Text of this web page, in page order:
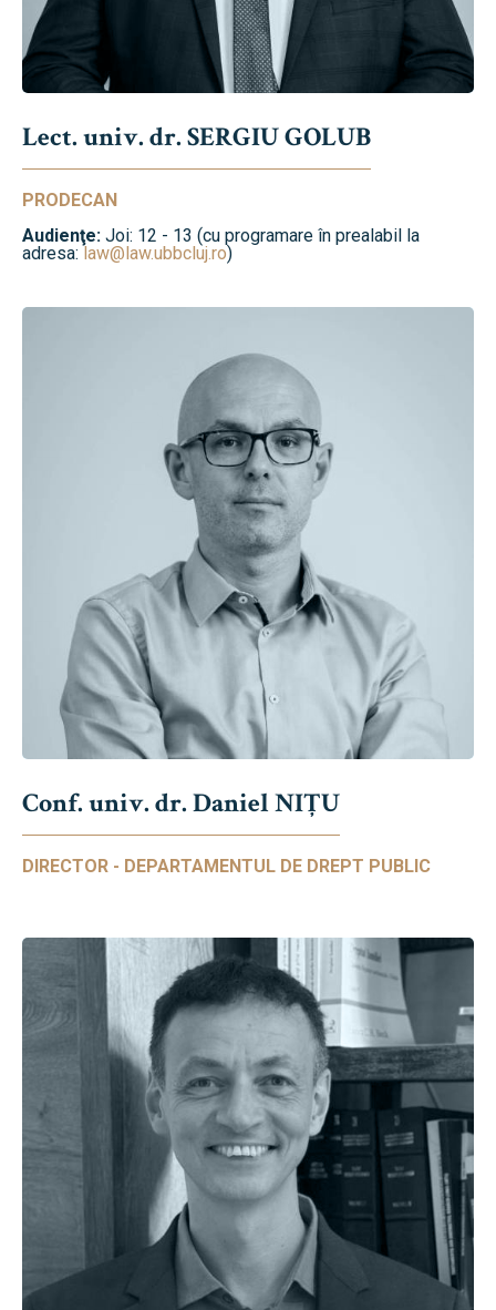
Lect. univ. dr. SERGIU GOLUB
PRODECAN
Audienţe: Joi: 12 - 13 (cu programare în prealabil la
adresa:law@law.ubbcluj.ro)
Conf. univ. dr. Daniel NIŢU
DIRECTOR - DEPARTAMENTUL DE DREPT PUBLIC